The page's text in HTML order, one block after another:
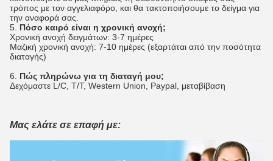
τρόπος με τον αγγελιαφόρο, και θα τακτοποιήσουμε το δείγμα για
την αναφορά σας.
5. Πόσο καιρό είναι η χρονική ανοχή;
Χρονική ανοχή δειγμάτων: 3-7 ημέρες
Μαζική χρονική ανοχή: 7-10 ημέρες (εξαρτάται από την ποσότητα
διαταγής)
6. Πώς πληρώνω για τη διαταγή μου;
Δεχόμαστε L/C, T/T, Western Union, Paypal, μεταβίβαση
Μας ελάτε σε επαφή με: